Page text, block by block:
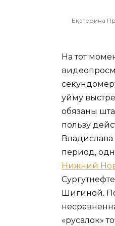
Екатерина
На тот
уйму
обязаны
пользу
период,
Нижний
Шигиной.
«русалок»